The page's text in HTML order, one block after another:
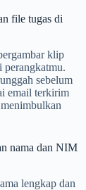
file tugas di
klip
perangkatmu.
sebelum
email terkirim
nama dan NIM
lengkap dan